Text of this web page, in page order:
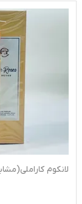
لانکوم کاراملی(مشابه